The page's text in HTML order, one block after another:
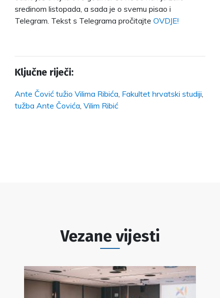
sredinom listopada, a sada je o svemu pisao i
Telegram. Tekst s Telegrama pročitajte OVDJE!
Ključne riječi:
Ante Čović tužio Vilima Ribića Fakultet hrvatski studiji
tužba Ante Čovića Vilim Ribić
Vezane vijesti